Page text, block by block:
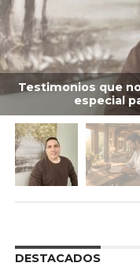
Testimonios que
especial
DESTACADOS